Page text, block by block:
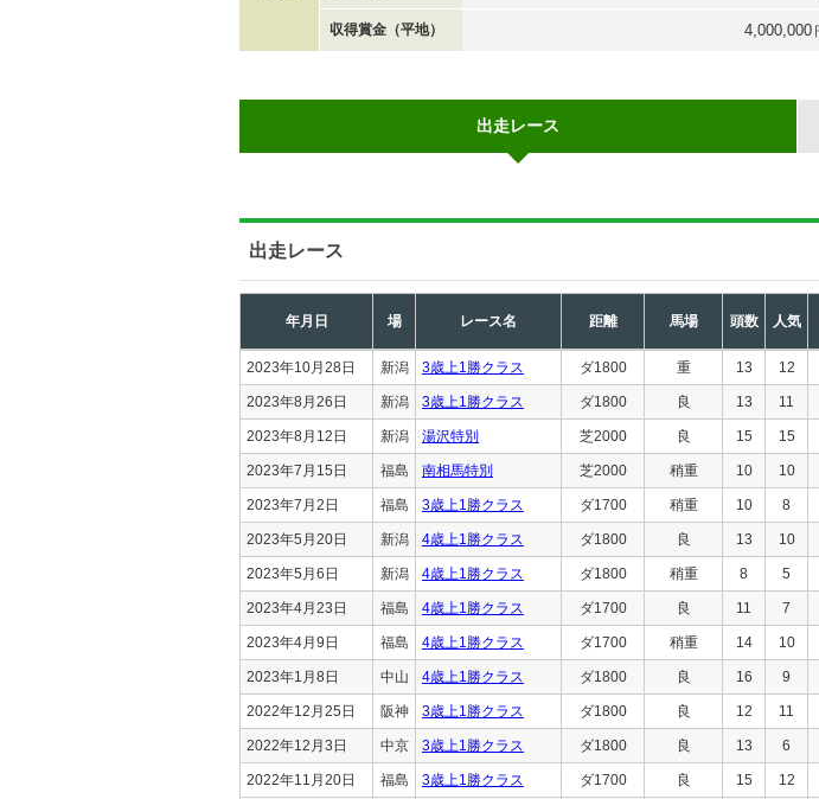
収得賞金（平地） 4,000,000
出走レース
出走レース
年月日 場 レース名 距離 馬場 頭数 人気
2023年10月28日 新潟 3歳上1勝クラス ダ1800 重 13 12
2023年8月26日 新潟 3歳上1勝クラス ダ1800 良 13 11
2023年8月12日 新潟 湯沢特別 芝2000 良 15 15
2023年7月15日 福島 南相馬特別 芝2000 稍重 10 10
2023年7月2日 福島 3歳上1勝クラス ダ1700 稍重 10 8
2023年5月20日 新潟 4歳上1勝クラス ダ1800 良 13 10
2023年5月6日 新潟 4歳上1勝クラス ダ1800 稍重 8 5
2023年4月23日 福島 4歳上1勝クラス ダ1700 良 11 7
2023年4月9日 福島 4歳上1勝クラス ダ1700 稍重 14 10
2023年1月8日 中山 4歳上1勝クラス ダ1800 良 16 9
2022年12月25日 阪神 3歳上1勝クラス ダ1800 良 12 11
2022年12月3日 中京 3歳上1勝クラス ダ1800 良 13 6
2022年11月20日 福島 3歳上1勝クラス ダ1700 良 15 12